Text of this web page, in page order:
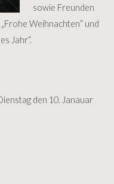
sowie Freunden
Weihnachten“ und
Jahr“.
den 10. Janauar